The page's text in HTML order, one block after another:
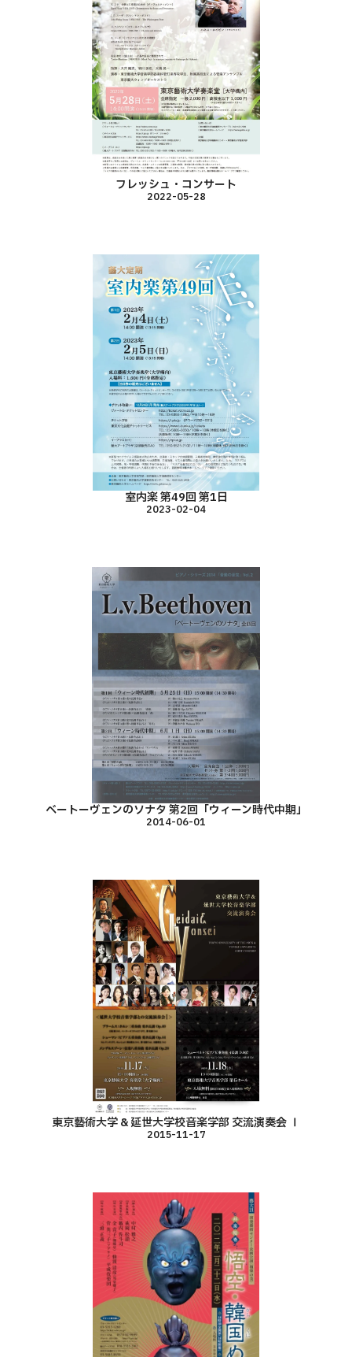
フレッシュ・コンサート
2022-05-28
室内楽 第49回 第1日
2023-02-04
ベートーヴェンのソナタ 第2回「ウィーン時代中期」
2014-06-01
東京藝術大学 & 延世大学校音楽学部 交流演奏会 Ⅰ
2015-11-17